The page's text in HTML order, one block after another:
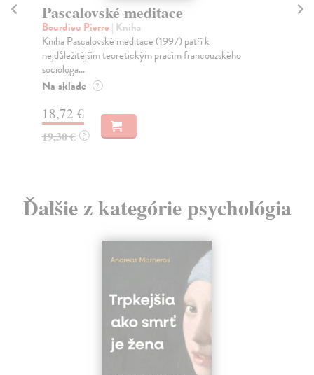
Pascalovské meditace
Bourdieu Pierre | Kniha
Kniha Pascalovské meditace (1997) patří k
nejdůležitějším teoretickým pracím francouzského
sociologa...
Na sklade ?
18,72 €
19,30 € ?
Ďalšie z kategórie psychológia